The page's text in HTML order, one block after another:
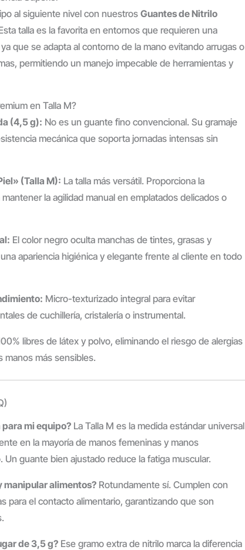
al siguiente nivel con nuestros Guantes de Nitrilo
talla es la favorita en entornos que requieren una
ya que se adapta al contorno de la mano evitando arrugas o
permitiendo un manejo impecable de herramientas y
en Talla M?
(4,5 g): No es un guante fino convencional. Su gramaje
mecánica que soporta jornadas intensas sin
(Talla M): La talla más versátil. Proporciona la
la agilidad manual en emplatados delicados o
El color negro oculta manchas de tintes, grasas y
apariencia higiénica y elegante frente al cliente en todo
Micro-texturizado integral para evitar
de cuchillería, cristalería o instrumental.
libres de látex y polvo, eliminando el riesgo de alergias
manos más sensibles.
para mi equipo?La Talla M es la medida estándar universal
en la mayoría de manos femeninas y manos
Un guante bien ajustado reduce la fatiga muscular.
manipular alimentos?Rotundamente sí. Cumplen con
para el contacto alimentario, garantizando que son
de 3,5 g?Ese gramo extra de nitrilo marca la diferencia